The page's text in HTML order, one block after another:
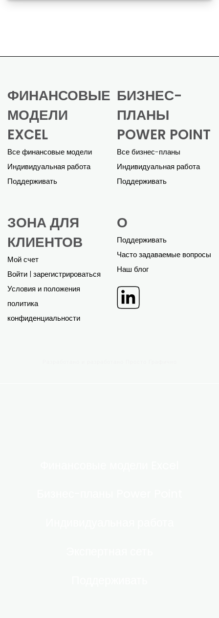
ФИНАНСОВЫЕ
МОДЕЛИ
EXCEL
Все финансовые модели
Индивидуальная работа
Поддерживать
БИЗНЕС-
ПЛАНЫ
POWER POINT
Все бизнес-планы
Индивидуальная работа
Поддерживать
ЗОНА ДЛЯ
КЛИЕНТОВ
Мой счет
Войти | зарегистрироваться
Условия и положения
политика
конфиденциальности
О
Поддерживать
Часто задаваемые вопросы
Наш блог